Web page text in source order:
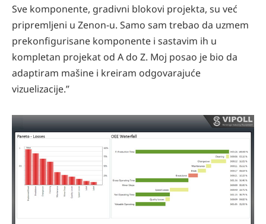
Sve komponente, gradivni blokovi projekta, su već
pripremljeni u Zenon-u. Samo sam trebao da uzmem
prekonfigurisane komponente i sastavim ih u
kompletan projekat od A do Z. Moj posao je bio da
adaptiram mašine i kreiram odgovarajuće
vizuelizacije.”